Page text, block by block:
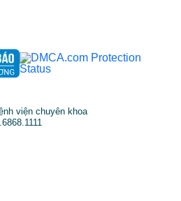
viện chuyên khoa